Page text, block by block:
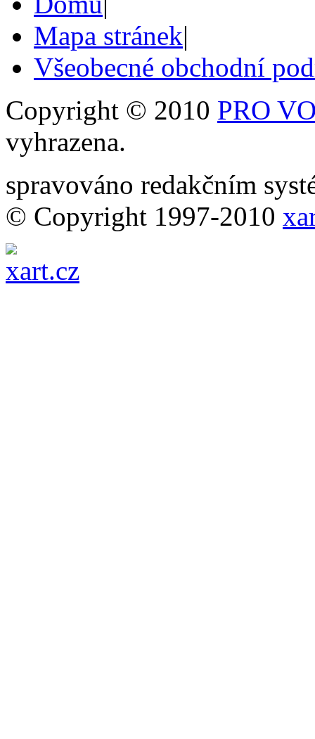
Mapa stránek|
Všeobecné obchodní
Copyright © 2010 PRO
vyhrazena.
spravováno redakčním
© Copyright 1997-2010